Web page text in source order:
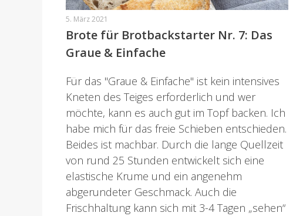
5. März 2021
Brote für Brotbackstarter Nr. 7: Das
Graue & Einfache
Für das "Graue & Einfache" ist kein intensives
Kneten des Teiges erforderlich und wer
möchte, kann es auch gut im Topf backen. Ich
habe mich für das freie Schieben entschieden.
Beides ist machbar. Durch die lange Quellzeit
von rund 25 Stunden entwickelt sich eine
elastische Krume und ein angenehm
abgerundeter Geschmack. Auch die
Frischhaltung kann sich mit 3-4 Tagen „sehen“